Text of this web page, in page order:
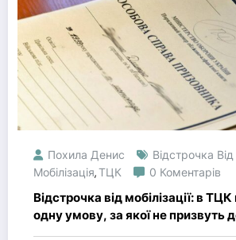
Похила Денис Відстрочка Від
Мобілізація,ТЦК 0 Коментарів
Відстрочка від мобілізації: в
одну умову, за якої не призвуть